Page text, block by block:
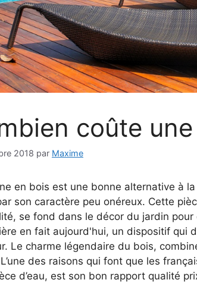
coûte
2018 par Maxime
en bois est une bonne alternative à
son caractère peu onéreux. Cette
se fond dans le décor du jardin
en fait aujourd'hui, un dispositif qui
Le charme légendaire du bois,
des raisons qui font que les
d’eau, est son bon rapport qualité